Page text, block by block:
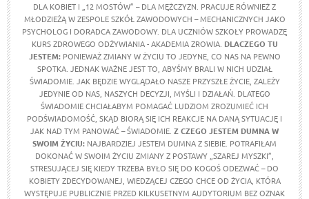
DLA KOBIET I „12 MOSTÓW” – DLA MĘŻCZYZN. PRACUJE RÓWNIEŻ Z
MŁODZIEŻĄ W ZESPOLE SZKÓŁ ZAWODOWYCH – MECHANICZNYCH JAKO
PSYCHOLOG I DORADCA ZAWODOWY. DLA UCZNIÓW SZKOŁY PROWADZĘ
KURS ZDROWEGO ODŻYWIANIA - AKADEMIA ZROWIA. DLACZEGO TU
JESTEM: PONIEWAŻ ZMIANY W ŻYCIU TO JEDYNE, CO NAS NA PEWNO
SPOTKA. JEDNAK WAŻNE JEST TO, ABYŚMY BRALI W NICH UDZIAŁ
ŚWIADOMIE. JAK BĘDZIE WYGLĄDAŁO NASZE PRZYSZŁE ŻYCIE, ZALEŻY
JEDYNIE OD NAS, NASZYCH DECYZJI, MYŚLI I DZIAŁAŃ. DLATEGO
ŚWIADOMIE CHCIAŁABYM POMAGAĆ LUDZIOM ZROZUMIEĆ ICH
PODŚWIADOMOŚĆ, SKĄD BIORĄ SIĘ ICH REAKCJE NA DANĄ SYTUACJĘ I
JAK NAD TYM PANOWAĆ – ŚWIADOMIE. Z CZEGO JESTEM DUMNA W
SWOIM ŻYCIU: NAJBARDZIEJ JESTEM DUMNA Z SIEBIE. POTRAFIŁAM
DOKONAĆ W SWOIM ŻYCIU ZMIANY Z POSTAWY „SZAREJ MYSZKI”,
STRESUJĄCEJ SIĘ KIEDY TRZEBA BYŁO SIĘ DO KOGOŚ ODEZWAĆ – DO
KOBIETY ZDECYDOWANEJ, WIEDZĄCEJ CZEGO CHCE OD ŻYCIA, KTÓRA
WYSTĘPUJE PUBLICZNIE PRZED KILKUSETNYM AUDYTORIUM BEZ OZNAK